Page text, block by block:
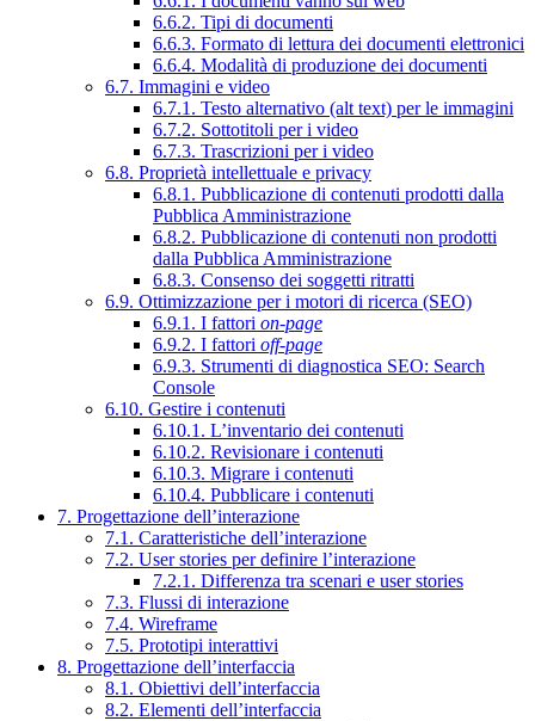
6.6.2. Tipi di documenti
6.6.3. Formato di lettura dei documenti elettronici
6.6.4. Modalità di produzione dei documenti
6.7. Immagini e video
6.7.1. Testo alternativo (alt text) per le immagini
6.7.2. Sottotitoli per i video
6.7.3. Trascrizioni per i video
6.8. Proprietà intellettuale e privacy
6.8.1. Pubblicazione di contenuti prodotti dalla
Pubblica Amministrazione
6.8.2. Pubblicazione di contenuti non prodotti
dalla Pubblica Amministrazione
6.8.3. Consenso dei soggetti ritratti
6.9. Ottimizzazione per i motori di ricerca (SEO)
6.9.1. I fattori on-page
6.9.2. I fattori off-page
6.9.3. Strumenti di diagnostica SEO: Search
Console
6.10. Gestire i contenuti
6.10.1. L’inventario dei contenuti
6.10.2. Revisionare i contenuti
6.10.3. Migrare i contenuti
6.10.4. Pubblicare i contenuti
7. Progettazione dell’interazione
7.1. Caratteristiche dell’interazione
7.2. User stories per definire l’interazione
7.2.1. Differenza tra scenari e user stories
7.3. Flussi di interazione
7.4. Wireframe
7.5. Prototipi interattivi
8. Progettazione dell’interfaccia
8.1. Obiettivi dell’interfaccia
8.2. Elementi dell’interfaccia